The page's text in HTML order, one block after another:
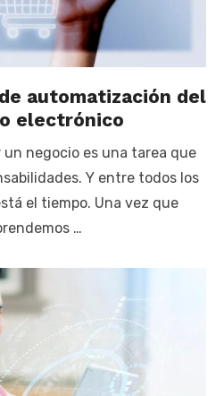
automatización del
electrónico
un negocio es una tarea que
Y entre todos los
el tiempo. Una vez que
…